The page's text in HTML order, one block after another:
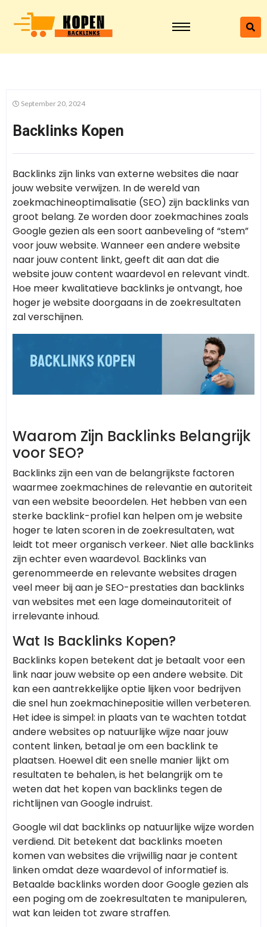
September 20, 2024
Backlinks Kopen
Backlinks zijn links van externe websites die naar
jouw website verwijzen. In de wereld van
zoekmachineoptimalisatie (SEO) zijn backlinks van
groot belang. Ze worden door zoekmachines zoals
Google gezien als een soort aanbeveling of “stem”
voor jouw website. Wanneer een andere website
naar jouw content linkt, geeft dit aan dat die
website jouw content waardevol en relevant vindt.
Hoe meer kwalitatieve backlinks je ontvangt, hoe
hoger je website doorgaans in de zoekresultaten
zal verschijnen.
Waarom Zijn Backlinks Belangrijk
voor SEO?
Backlinks zijn een van de belangrijkste factoren
waarmee zoekmachines de relevantie en autoriteit
van een website beoordelen. Het hebben van een
sterke backlink-profiel kan helpen om je website
hoger te laten scoren in de zoekresultaten, wat
leidt tot meer organisch verkeer. Niet alle backlinks
zijn echter even waardevol. Backlinks van
gerenommeerde en relevante websites dragen
veel meer bij aan je SEO-prestaties dan backlinks
van websites met een lage domeinautoriteit of
irrelevante inhoud.
Wat Is Backlinks Kopen?
Backlinks kopen betekent dat je betaalt voor een
link naar jouw website op een andere website. Dit
kan een aantrekkelijke optie lijken voor bedrijven
die snel hun zoekmachinepositie willen verbeteren.
Het idee is simpel: in plaats van te wachten totdat
andere websites op natuurlijke wijze naar jouw
content linken, betaal je om een backlink te
plaatsen. Hoewel dit een snelle manier lijkt om
resultaten te behalen, is het belangrijk om te
weten dat het kopen van backlinks tegen de
richtlijnen van Google indruist.
Google wil dat backlinks op natuurlijke wijze worden
verdiend. Dit betekent dat backlinks moeten
komen van websites die vrijwillig naar je content
linken omdat deze waardevol of informatief is.
Betaalde backlinks worden door Google gezien als
een poging om de zoekresultaten te manipuleren,
wat kan leiden tot zware straffen.